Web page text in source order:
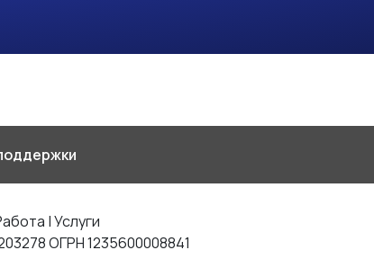
| Услуги
ОГРН 1235600008841